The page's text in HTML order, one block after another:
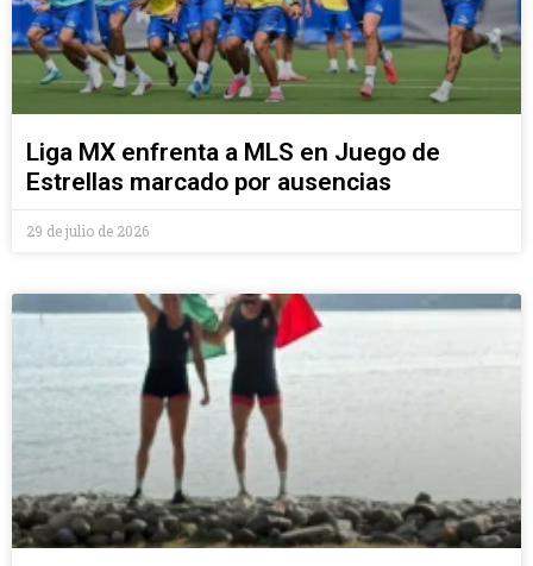
Liga MX enfrenta a MLS en Juego de
Estrellas marcado por ausencias
29 de julio de 2026